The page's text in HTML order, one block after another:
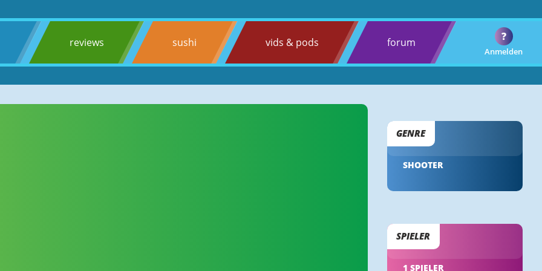
reviews sushi vids & pods forum
Anmelden
?
GENRE
SHOOTER
SPIELER
1 SPIELER